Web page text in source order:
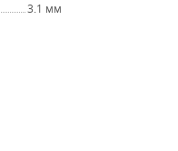
3.1 мм